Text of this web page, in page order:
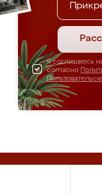
Я соглашаюсь
согласно